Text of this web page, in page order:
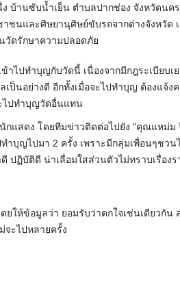
บ้านซับน้ำเย็น ตำบลปากช่อง จังหวัดนคร
ชนและศิษยานุศิษย์ขับรถจากต่างจังหวัด
วัดรักษาความปลอดภัย
ไปทำบุญกับวัดนี้ เนื่องจากมีกฎระเบียบเ
ป็นอย่างดี อีกทั้งเมื่อจะไปทำบุญ ต้องแจ้ง
ไปทำบุญวัดอื่นแทน
กแสดง โดยทีมข่าวติดต่อไปยัง "คุณแหม่ม
บุญไปมา 2 ครั้ง เพราะมีกลุ่มเพื่อนๆชวน
ปฏิบัติดี น่าเลื่อมใสส่วนตัวไม่ทราบเรื่อง
ห้ข้อมูลว่า ยอมรับว่าตกใจเช่นเดียวกัน
ะไปหลายครั้ง